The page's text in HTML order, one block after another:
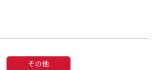
その他